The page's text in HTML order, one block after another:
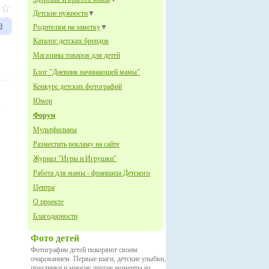
Детские нужности▼
Родителям на заметку▼
Каталог детских брендов
Магазины товаров для детей
Блог "Дневник начинающей мамы"
Конкурс детских фотографий
Юмор
Форум
Мультфильмы
Разместить рекламу на сайте
Журнал "Игры и Игрушки"
Работа для мамы - франшиза Детского
Центра
О проекте
Благодарности
Фото детей
Фотографии детей покоряют своим
очарованием. Первые шаги, детские улыбки,